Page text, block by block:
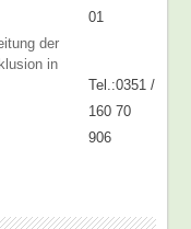
01
der
in
Tel.:0351 /
160 70
906